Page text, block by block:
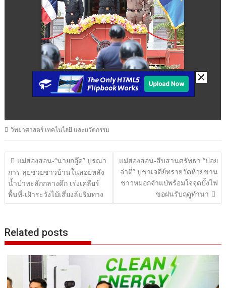
วิทยาศาสตร์ เทคโนโลยี และนวัตกรรม
แนะแนว
เรื่อง
แม่ฮ่องสอน-“นายกอู๊ด” บูรณา
การ ลุยช่วยชาวบ้านในสอยหลัง
น้ำป่าทะลักกลางดึก เร่งเคลียร์
พื้นที่-เฝ้าระวังไม้เสี่ยงล้มริมทาง
แม่ฮ่องสอน-สืบสานศรัทธา “ปอย
จ่าตี่” บูชาเจดีย์ทรายวัดห้วยขาน
ชาวหมอกจำแป่พร้อมใจจุดบั้งไฟ
ขอฝนรับฤดูทำนา
Related posts